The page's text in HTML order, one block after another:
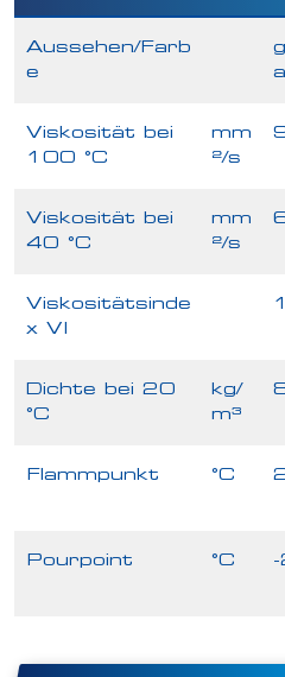
Aussehen/Farb
e
Viskosität bei
100 °C
mm
²/s
Viskosität bei
40 °C
mm
²/s
Viskositätsinde
x VI
Dichte bei 20
°C
kg/
m³
Flammpunkt °C
Pourpoint °C